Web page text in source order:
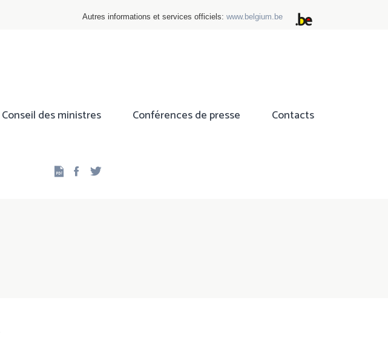
Autres informations et services officiels: www.belgium.be
Conseil des ministres Conférences de presse Contacts
Facebook